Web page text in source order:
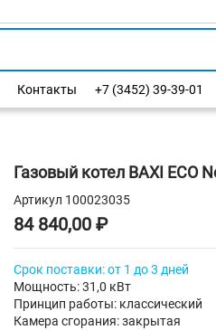
Контакты +7 (3452) 39-39-01
Газовый котел BAXI ECO
Артикул 100023035
84 840,00 ₽
Срок поставки: от 1 до 3 дней
Мощность: 31,0 кВт
Принцип работы: классический
Камера сгорания: закрытая